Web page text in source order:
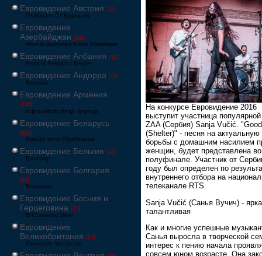
Евровидение Австрия [24]
Ö3-Wecker Ö3 Будильник
Евровидение
Азербайджан [549]
Avrovijn Avroviziya Mahnı Müsabiqəsi
Евровидение Албания [32]
Festivali Evropian i Këngës
Евровидение Андорра [15]
Eurovisió
Евровидение Армения
[228]
Եվրատեսիլ երգի մրցույթ
Евровидение Беларусь
[600]
Конкурс песні Еўрабачанне
Евровидение Бельгия [24]
Eurosong
Евровидение Болгария
[26]
Евровизия
Евровидение Босния и
Герцеговина [21]
BH Eurosong Show
Евровидение
Великобритания [67]
Eurovision: You Decide
На конкурсе Евровидение 2016
выступит участница
ZAA (Сербия) Sanja Vučić.
(Shelter)" - песня на актуальную
борьбы с домашним насилием
женщин, будет представлена
полуфинале. Участник от
году был определен по
внутреннего отбора на
телеканале RTS.
Sanja Vučić (Санья Вучич) -
талантливая
Как и многие успешные
Санья выросла в творческой
интерес к пению начала
совсем юном возрасте. Она